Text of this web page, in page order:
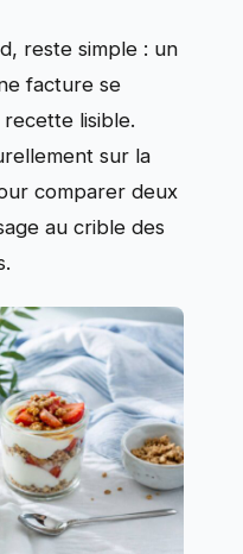
reste simple : un
facture se
lisible.
sur la
comparer deux
au crible des